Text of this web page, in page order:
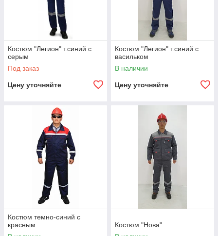
Костюм "Легион" т.синий с
серым
Под заказ
Цену уточняйте
Костюм "Легион" т.синий с
васильком
В наличии
Цену уточняйте
Костюм темно-синий с
красным
Костюм "Нова"